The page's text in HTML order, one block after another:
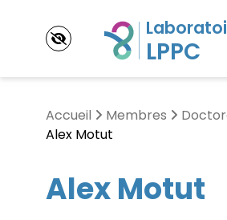
LPPC
Laboratoire Psychopathologie
Accueil Membres
Alex Motut
Alex Motut